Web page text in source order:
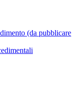
(da pubblicare